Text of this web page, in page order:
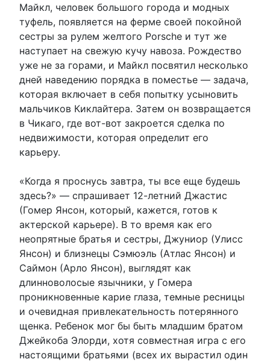
Майкл, человек большого города и модных
туфель, появляется на ферме своей покойной
сестры за рулем желтого Porsche и тут же
наступает на свежую кучу навоза. Рождество
уже не за горами, и Майкл посвятил несколько
дней наведению порядка в поместье — задача,
которая включает в себя попытку усыновить
мальчиков Киклайтера. Затем он возвращается
в Чикаго, где вот-вот закроется сделка по
недвижимости, которая определит его
карьеру.
«Когда я проснусь завтра, ты все еще будешь
здесь?» — спрашивает 12-летний Джастис
(Гомер Янсон, который, кажется, готов к
актерской карьере). В то время как его
неопрятные братья и сестры, Джуниор (Улисс
Янсон) и близнецы Сэмюэль (Атлас Янсон) и
Саймон (Арло Янсон), выглядят как
длинноволосые язычники, у Гомера
проникновенные карие глаза, темные ресницы
и очевидная привлекательность потерянного
щенка. Ребенок мог бы быть младшим братом
Джейкоба Элорди, хотя совместная игра с его
настоящими братьями (всех их вырастил один